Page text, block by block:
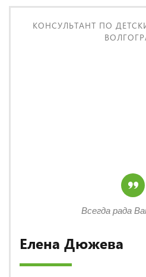
КОНСУЛЬТАНТ ПО
Елена Дюжева
Всегда рада